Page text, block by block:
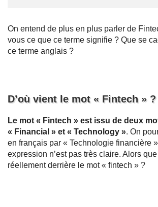
On entend de plus en plus parler de
vous ce que ce terme signifie ? Que se
ce terme anglais ?
D’où vient le mot « Fintech » ?
Le mot « Fintech » est issu de deux
« Financial » et « Technology ». On
en français par « Technologie financière
expression n’est pas très claire. Alors que
réellement derrière le mot « fintech » ?